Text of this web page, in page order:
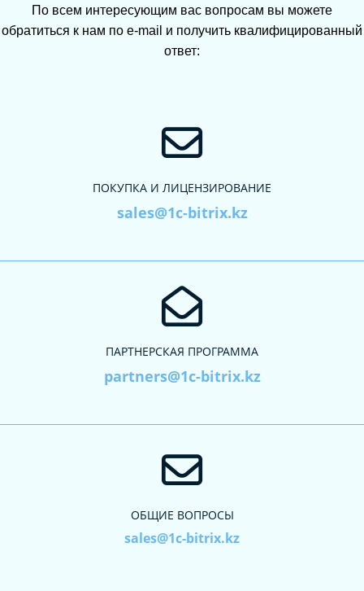
По всем интересующим вас вопросам вы можете
обратиться к нам по e-mail и получить квалифицированный
ответ:
ПОКУПКА И ЛИЦЕНЗИРОВАНИЕ
sales@1c-bitrix.kz
ПАРТНЕРСКАЯ ПРОГРАММА
partners@1c-bitrix.kz
ОБЩИЕ ВОПРОСЫ
sales@1c-bitrix.kz